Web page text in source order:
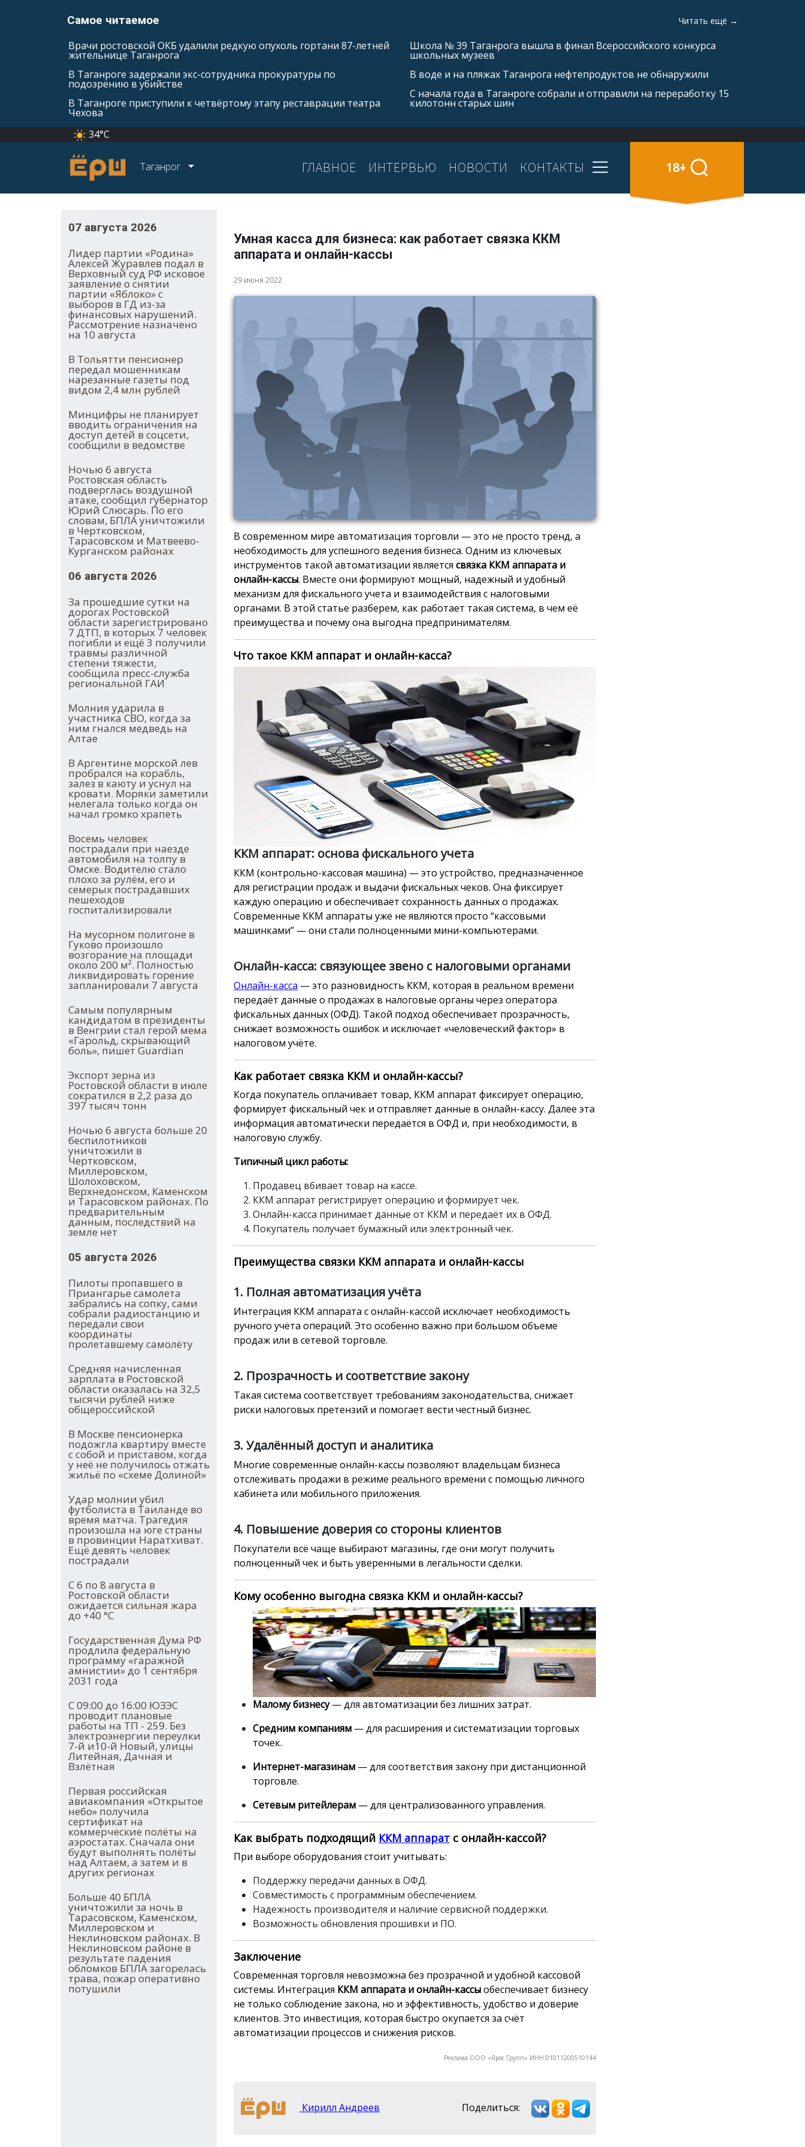
Самое читаемое Читать ещё →
Врачи ростовской ОКБ удалили редкую опухоль гортани 87-летней
жительнице Таганрога
В Таганроге задержали экс-сотрудника прокуратуры по
подозрению в убийстве
В Таганроге приступили к четвёртому этапу реставрации театра
Чехова
Школа № 39 Таганрога вышла в финал Всероссийского конкурса
школьных музеев
В воде и на пляжах Таганрога нефтепродуктов не обнаружили
С начала года в Таганроге собрали и отправили на переработку 15
килотонн старых шин
34°C
Таганрог ГЛАВНОЕ ИНТЕРВЬЮ НОВОСТИ КОНТАКТЫ 18+
07 августа 2026
Лидер партии «Родина»
Алексей Журавлев подал в
Верховный суд РФ исковое
заявление о снятии
партии «Яблоко» с
выборов в ГД из-за
финансовых нарушений.
Рассмотрение назначено
на 10 августа
В Тольятти пенсионер
передал мошенникам
нарезанные газеты под
видом 2,4 млн рублей
Минцифры не планирует
вводить ограничения на
доступ детей в соцсети,
сообщили в ведомстве
Ночью 6 августа
Ростовская область
подверглась воздушной
атаке, сообщил губернатор
Юрий Слюсарь. По его
словам, БПЛА уничтожили
в Чертковском,
Тарасовском и Матвеево-
Курганском районах
06 августа 2026
За прошедшие сутки на
дорогах Ростовской
области зарегистрировано
7 ДТП, в которых 7 человек
погибли и ещё 3 получили
травмы различной
степени тяжести,
сообщила пресс-служба
региональной ГАИ
Молния ударила в
участника СВО, когда за
ним гнался медведь на
Алтае
В Аргентине морской лев
пробрался на корабль,
залез в каюту и уснул на
кровати. Моряки заметили
нелегала только когда он
начал громко храпеть
Восемь человек
пострадали при наезде
автомобиля на толпу в
Омске. Водителю стало
плохо за рулём, его и
семерых пострадавших
пешеходов
госпитализировали
На мусорном полигоне в
Гуково произошло
возгорание на площади
около 200 м². Полностью
ликвидировать горение
запланировали 7 августа
Самым популярным
кандидатом в президенты
в Венгрии стал герой мема
«Гарольд, скрывающий
боль», пишет Guardian
Экспорт зерна из
Ростовской области в июле
сократился в 2,2 раза до
397 тысяч тонн
Ночью 6 августа больше 20
беспилотников
уничтожили в
Чертковском,
Миллеровском,
Шолоховском,
Верхнедонском, Каменском
и Тарасовском районах. По
предварительным
данным, последствий на
земле нет
05 августа 2026
Пилоты пропавшего в
Приангарье самолета
забрались на сопку, сами
собрали радиостанцию и
передали свои
координаты
пролетавшему самолёту
Средняя начисленная
зарплата в Ростовской
области оказалась на 32,5
тысячи рублей ниже
общероссийской
В Москве пенсионерка
подожгла квартиру вместе
с собой и приставом, когда
у неё не получилось отжать
жильё по «схеме Долиной»
Удар молнии убил
футболиста в Таиланде во
время матча. Трагедия
произошла на юге страны
в провинции Наратхиват.
Ещё девять человек
пострадали
С 6 по 8 августа в
Ростовской области
ожидается сильная жара
до +40 °С
Государственная Дума РФ
продлила федеральную
программу «гаражной
амнистии» до 1 сентября
2031 года
С 09:00 до 16:00 ЮЗЭС
проводит плановые
работы на ТП - 259. Без
электроэнергии переулки
7-й и10-й Новый, улицы
Литейная, Дачная и
Взлётная
Первая российская
авиакомпания «Открытое
небо» получила
сертификат на
коммерческие полёты на
аэростатах. Сначала они
будут выполнять полёты
над Алтаем, а затем и в
других регионах
Больше 40 БПЛА
уничтожили за ночь в
Тарасовском, Каменском,
Миллеровском и
Неклиновском районах. В
Неклиновском районе в
результате падения
обломков БПЛА загорелась
трава, пожар оперативно
потушили
Умная касса для бизнеса: как работает связка ККМ
аппарата и онлайн-кассы
29 июня 2022
В современном мире автоматизация торговли — это не просто тренд, а
необходимость для успешного ведения бизнеса. Одним из ключевых
инструментов такой автоматизации является связка ККМ аппарата и
онлайн-кассы. Вместе они формируют мощный, надежный и удобный
механизм для фискального учета и взаимодействия с налоговыми
органами. В этой статье разберем, как работает такая система, в чем её
преимущества и почему она выгодна предпринимателям.
Что такое ККМ аппарат и онлайн-касса?
ККМ аппарат: основа фискального учета
ККМ (контрольно-кассовая машина) — это устройство, предназначенное
для регистрации продаж и выдачи фискальных чеков. Она фиксирует
каждую операцию и обеспечивает сохранность данных о продажах.
Современные ККМ аппараты уже не являются просто “кассовыми
машинками” — они стали полноценными мини-компьютерами.
Онлайн-касса: связующее звено с налоговыми органами
Онлайн-касса — это разновидность ККМ, которая в реальном времени
передаёт данные о продажах в налоговые органы через оператора
фискальных данных (ОФД). Такой подход обеспечивает прозрачность,
снижает возможность ошибок и исключает «человеческий фактор» в
налоговом учёте.
Как работает связка ККМ и онлайн-кассы?
Когда покупатель оплачивает товар, ККМ аппарат фиксирует операцию,
формирует фискальный чек и отправляет данные в онлайн-кассу. Далее эта
информация автоматически передаётся в ОФД и, при необходимости, в
налоговую службу.
Типичный цикл работы:
Продавец вбивает товар на кассе.
ККМ аппарат регистрирует операцию и формирует чек.
Онлайн-касса принимает данные от ККМ и передаёт их в ОФД.
Покупатель получает бумажный или электронный чек.
Преимущества связки ККМ аппарата и онлайн-кассы
1. Полная автоматизация учёта
Интеграция ККМ аппарата с онлайн-кассой исключает необходимость
ручного учёта операций. Это особенно важно при большом объеме
продаж или в сетевой торговле.
2. Прозрачность и соответствие закону
Такая система соответствует требованиям законодательства, снижает
риски налоговых претензий и помогает вести честный бизнес.
3. Удалённый доступ и аналитика
Многие современные онлайн-кассы позволяют владельцам бизнеса
отслеживать продажи в режиме реального времени с помощью личного
кабинета или мобильного приложения.
4. Повышение доверия со стороны клиентов
Покупатели всё чаще выбирают магазины, где они могут получить
полноценный чек и быть уверенными в легальности сделки.
Кому особенно выгодна связка ККМ и онлайн-кассы?
Малому бизнесу— для автоматизации без лишних затрат.
Средним компаниям — для расширения и систематизации торговых
точек.
Интернет-магазинам — для соответствия закону при дистанционной
торговле.
Сетевым ритейлерам — для централизованного управления.
Как выбрать подходящий ККМ аппарат с онлайн-кассой?
При выборе оборудования стоит учитывать:
Поддержку передачи данных в ОФД.
Совместимость с программным обеспечением.
Надежность производителя и наличие сервисной поддержки.
Возможность обновления прошивки и ПО.
Заключение
Современная торговля невозможна без прозрачной и удобной кассовой
системы. Интеграция ККМ аппарата и онлайн-кассыобеспечивает бизнесу
не только соблюдение закона, но и эффективность, удобство и доверие
клиентов. Это инвестиция, которая быстро окупается за счёт
автоматизации процессов и снижения рисков.
Реклама ООО «Ярос Групп» ИНН:01011200510144
Кирилл Андреев Поделиться: